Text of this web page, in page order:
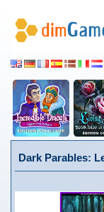
Dark Parables: